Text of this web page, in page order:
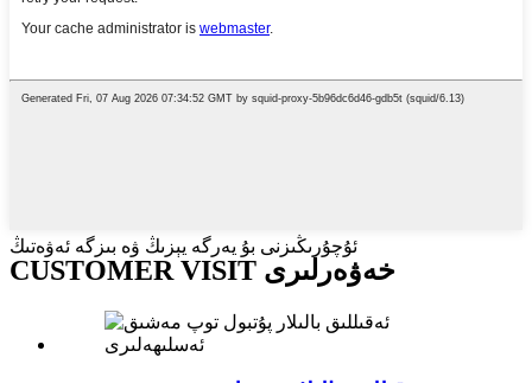
ئۇچۇرىڭىزنى بۇ يەرگە يېزىڭ ۋە بىزگە ئەۋەتىڭ
CUSTOMER VISIT خەۋەرلىرى